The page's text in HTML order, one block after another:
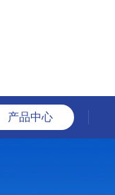
产品中心